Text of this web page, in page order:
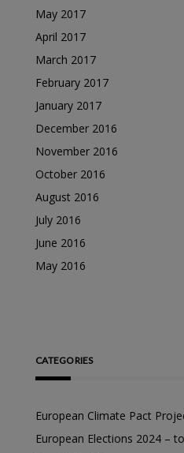
May 2017
April 2017
March 2017
February 2017
January 2017
December 2016
November 2016
October 2016
August 2016
July 2016
June 2016
May 2016
CATEGORIES
European Climate Pact
European Elections 2024 –